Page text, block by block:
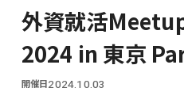
28卒
外資就活
2024 in 東京
開催日2024.10.03